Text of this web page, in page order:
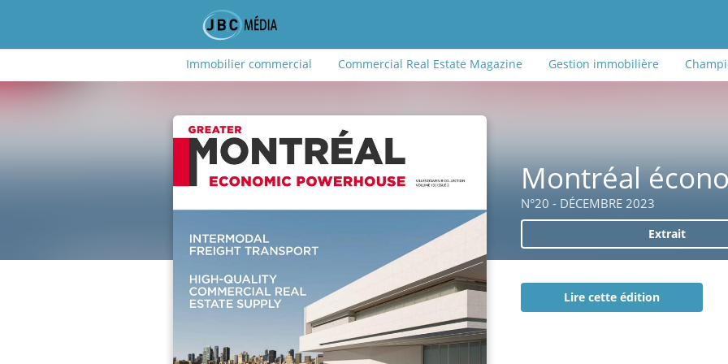
Immobilier commercial Commercial Real Estate Magazine Gestion immobilière
Montréal
N°20 - DÉCEMBRE 2023
Extrait
Lire cette édition